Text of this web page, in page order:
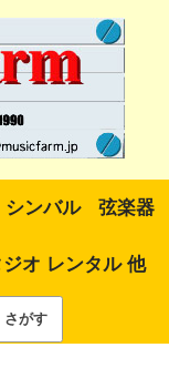
シンバル 弦楽器
ジオ レンタル 他